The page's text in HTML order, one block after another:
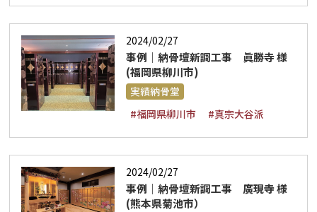
2024/02/27
事例｜納骨壇新調工事 眞勝寺 様
(福岡県柳川市)
実績納骨堂
#福岡県柳川市
#真宗大谷派
2024/02/27
事例｜納骨壇新調工事 廣現寺 様
(熊本県菊池市）